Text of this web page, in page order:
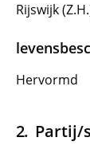
Rijswijk
Hervormd
Partij/